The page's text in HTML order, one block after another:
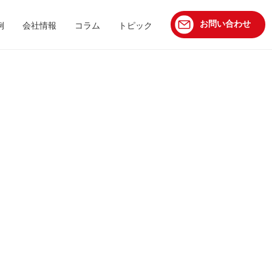
会社情報 コラム トピック お問い合わせ